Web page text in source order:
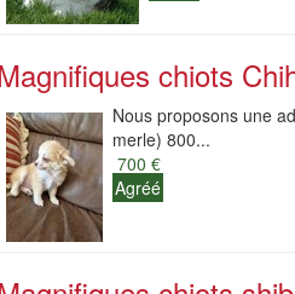
chiots
Nous proposons une
merle) 800...
700 €
Agréé